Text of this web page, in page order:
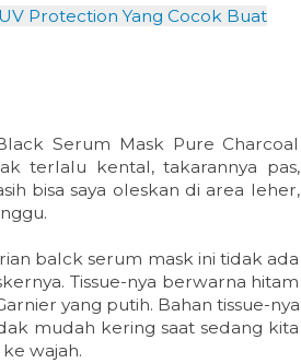
Protection Yang Cocok Buat
Serum Mask Pure Charcoal
terlalu kental, takarannya pas,
bisa saya oleskan di area leher,
balck serum mask ini tidak ada
Tissue-nya berwarna hitam
yang putih. Bahan tissue-nya
mudah kering saat sedang kita
wajah.